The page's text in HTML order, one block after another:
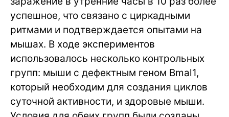
успешное, что связано с циркадными
ритмами и подтверждается опытами на
мышах. В ходе экспериментов
использовалось несколько контрольных
групп: мыши с дефектным геном Bmal1,
который необходим для создания циклов
суточной активности, и здоровые мыши.